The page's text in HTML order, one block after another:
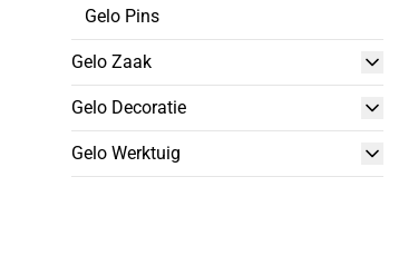
Gelo Pins
Gelo Zaak
Gelo Decoratie
Gelo Werktuig